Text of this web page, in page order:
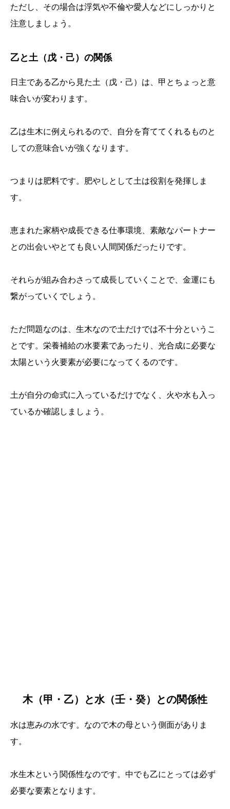
ただし、その場合は浮気や不倫や愛人などにしっかりと
注意しましょう。
乙と土（戊・己）の関係
日主である乙から見た土（戊・己）は、甲とちょっと意
味合いが変わります。
乙は生木に例えられるので、自分を育ててくれるものと
しての意味合いが強くなります。
つまりは肥料です。肥やしとして土は役割を発揮しま
す。
恵まれた家柄や成長できる仕事環境、素敵なパートナー
との出会いやとても良い人間関係だったりです。
それらが組み合わさって成長していくことで、金運にも
繋がっていくでしょう。
ただ問題なのは、生木なので土だけでは不十分というこ
とです。栄養補給の水要素であったり、光合成に必要な
太陽という火要素が必要になってくるのです。
土が自分の命式に入っているだけでなく、火や水も入っ
ているか確認しましょう。
木（甲・乙）と水（壬・癸）との関係性
水は恵みの水です。なので木の母という側面がありま
す。
水生木という関係性なのです。中でも乙にとっては必ず
必要な要素となります。